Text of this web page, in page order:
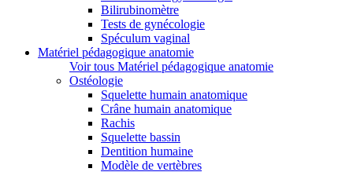
Bilirubinomètre
Tests de gynécologie
Spéculum vaginal
Matériel pédagogique anatomie
Voir tous Matériel pédagogique anatomie
Ostéologie
Squelette humain anatomique
Crâne humain anatomique
Rachis
Squelette bassin
Dentition humaine
Modèle de vertèbres